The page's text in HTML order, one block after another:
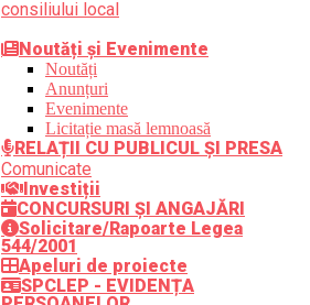
consiliului local
Noutăți și Evenimente
Noutăți
Anunțuri
Evenimente
Licitație masă lemnoasă
RELAȚII CU PUBLICUL ȘI PRESA
Comunicate
Investiții
CONCURSURI ȘI ANGAJĂRI
Solicitare/Rapoarte Legea
544/2001
Apeluri de proiecte
SPCLEP - EVIDENȚA